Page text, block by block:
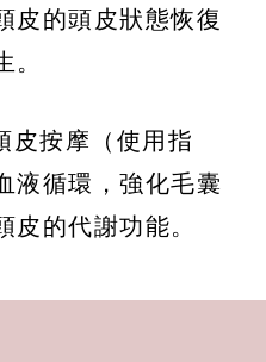
皮的頭皮狀態恢復
皮按摩（使用指
液循環，強化毛囊
的代謝功能。